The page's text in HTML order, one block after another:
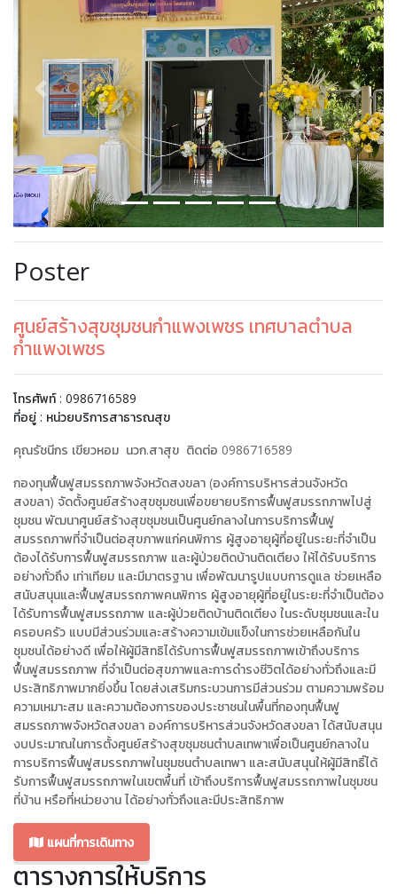
Previous Next
Poster
ศูนย์สร้างสุขชุมชนกำแพงเพชร เทศบาลตำบล
กำแพงเพชร
โทรศัพท์ : 0986716589
ที่อยู่ : หน่วยบริการสาธารณสุข
คุณรัชนีกร เขียวหอม นวก.สาสุข ติดต่อ 0986716589
กองทุนฟื้นฟูสมรรถภาพจังหวัดสงขลา (องค์การบริหารส่วนจังหวัด
สงขลา) จัดตั้งศูนย์สร้างสุขชุมชนเพื่อขยายบริการฟื้นฟูสมรรถภาพไปสู่
ชุมชน พัฒนาศูนย์สร้างสุขชุมชนเป็นศูนย์กลางในการบริการฟื้นฟู
สมรรถภาพที่จำเป็นต่อสุขภาพแก่คนพิการ ผู้สูงอายุผู้ที่อยู่ในระยะที่จำเป็น
ต้องได้รับการฟื้นฟูสมรรถภาพ และผู้ป่วยติดบ้านติดเตียง ให้ได้รับบริการ
อย่างทั่วถึง เท่าเทียม และมีมาตรฐาน เพื่อพัฒนารูปแบบการดูแล ช่วยเหลือ
สนับสนุนและฟื้นฟูสมรรถภาพคนพิการ ผู้สูงอายุผู้ที่อยู่ในระยะที่จำเป็นต้อง
ได้รับการฟื้นฟูสมรรถภาพ และผู้ป่วยติดบ้านติดเตียง ในระดับชุมชนและใน
ครอบครัว แบบมีส่วนร่วมและสร้างความเข้มแข็งในการช่วยเหลือกันใน
ชุมชนได้อย่างดี เพื่อให้ผู้มีสิทธิได้รับการฟื้นฟูสมรรถภาพเข้าถึงบริการ
ฟื้นฟูสมรรถภาพ ที่จำเป็นต่อสุขภาพและการดำรงชีวิตได้อย่างทั่วถึงและมี
ประสิทธิภาพมากยิ่งขึ้น โดยส่งเสริมกระบวนการมีส่วนร่วม ตามความพร้อม
ความเหมาะสม และความต้องการของประชาชนในพื้นที่กองทุนฟื้นฟู
สมรรถภาพจังหวัดสงขลา องค์การบริหารส่วนจังหวัดสงขลา ได้สนับสนุน
งบประมาณในการตั้งศูนย์สร้างสุขชุมชนตำบลเทพาเพื่อเป็นศูนย์กลางใน
การบริการฟื้นฟูสมรรถภาพในชุมชนตำบลเทพา และสนับสนุนให้ผู้มีสิทธิ์ได้
รับการฟื้นฟูสมรรถภาพในเขตพื้นที่ เข้าถึงบริการฟื้นฟูสมรรถภาพในชุมชน
ที่บ้าน หรือที่หน่วยงาน ได้อย่างทั่วถึงและมีประสิทธิภาพ
แผนที่การเดินทาง
ตารางการให้บริการ